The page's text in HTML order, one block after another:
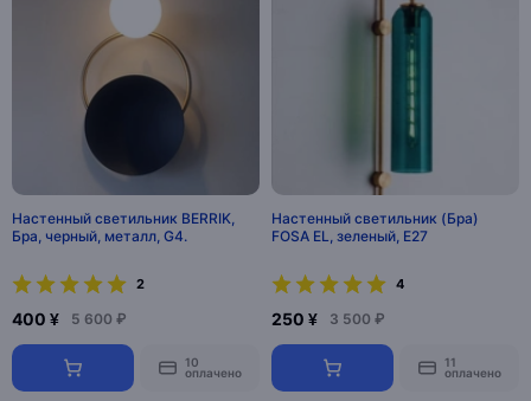
Настенный светильник BERRIK,
Бра, черный, металл, G4.
2
400 ¥ 5 600 ₽
10
оплачено
Настенный светильник (Бра)
FOSA EL, зеленый, E27
4
250 ¥ 3 500 ₽
11
оплачено